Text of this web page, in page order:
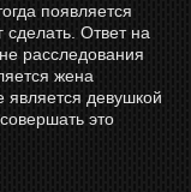
появляется
сделать. Ответ на
расследования
жена
является девушкой
это